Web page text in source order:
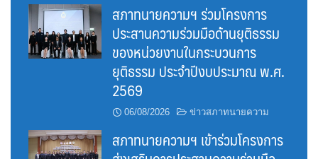
สภาทนายความฯ ร่วมโครงการ
ประสานความร่วมมือด้านยุติธรรม
ของหน่วยงานในกระบวนการ
ยุติธรรม ประจำปีงบประมาณ พ.ศ.
2569
06/08/2026 ข่าวสภาทนายความ
สภาทนายความฯ เข้าร่วมโครงการ